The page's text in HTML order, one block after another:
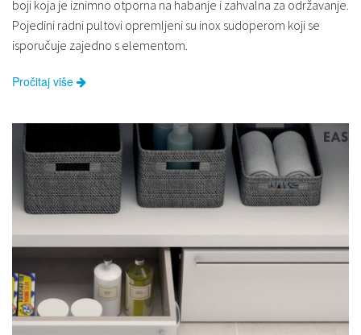
boji koja je iznimno otporna na habanje i zahvalna za održavanje.
Pojedini radni pultovi opremljeni su inox sudoperom koji se
isporučuje zajedno s elementom.
Pročitaj više